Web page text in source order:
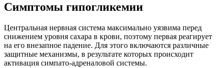
Симптомы гипогликемии
Центральная нервная система максимально уязвима перед
снижением уровня сахара в крови, поэтому первая реагирует
на его внезапное падение. Для этого включаются различные
защитные механизмы, в результате которых происходит
активация симпато-адреналовой системы.